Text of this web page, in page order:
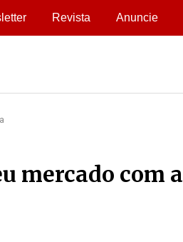
Revista Anuncie
mercado com a